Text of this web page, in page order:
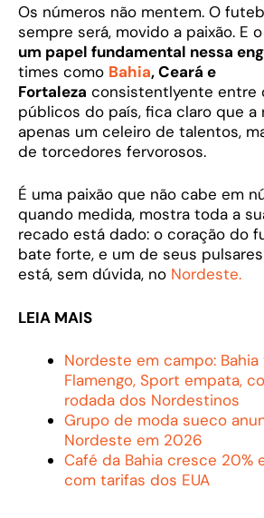
Os números não mentem. O
sempre será, movido a paixão. E o
um papel fundamental nessa
times como Bahia, Ceará e
Fortaleza consistentlyente entre
públicos do país, fica claro que a
apenas um celeiro de talentos,
de torcedores fervorosos.
É uma paixão que não cabe em
quando medida, mostra toda a
recado está dado: o coração do
bate forte, e um de seus
está, sem dúvida, no Nordeste.
LEIA MAIS
Nordeste em campo:
Flamengo, Sport empata,
rodada dos Nordestinos
Grupo de moda sueco
Nordeste em 2026
Café da Bahia cresce 20%
com tarifas dos EUA